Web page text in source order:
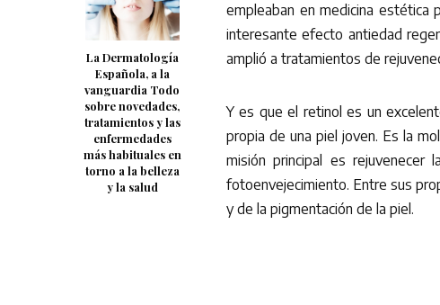
La Dermatología
Española, a la
vanguardia Todo
sobre novedades,
tratamientos y las
enfermedades
más habituales en
torno a la belleza
y la salud
empleaban en medicina estética
interesante efecto antiedad
amplió a tratamientos de
Y es que el retinol es un
propia de una piel joven. Es la
misión principal es rejuvenecer
fotoenvejecimiento. Entre sus
y de la pigmentación de la piel.